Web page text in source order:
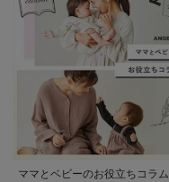
ママとベビーのお役立ちコラム